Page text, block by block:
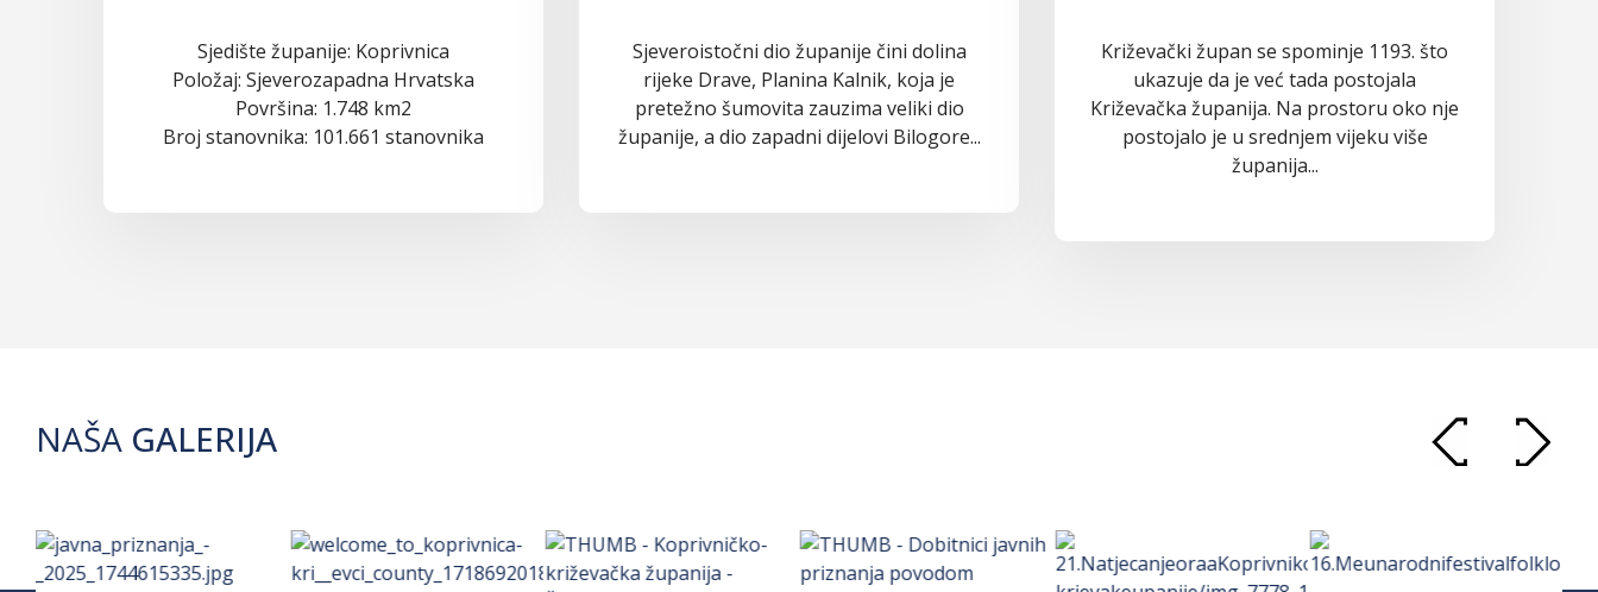
Sjedište županije: Koprivnica
Položaj: Sjeverozapadna Hrvatska
Površina: 1.748 km2
Broj stanovnika: 101.661 stanovnika
Sjeveroistočni dio županije čini dolina
rijeke Drave, Planina Kalnik, koja je
pretežno šumovita zauzima veliki dio
županije, a dio zapadni dijelovi Bilogore...
Križevački župan se spominje 1193. što
ukazuje da je već tada postojala
Križevačka županija. Na prostoru oko nje
postojalo je u srednjem vijeku više
županija...
NAŠA GALERIJA